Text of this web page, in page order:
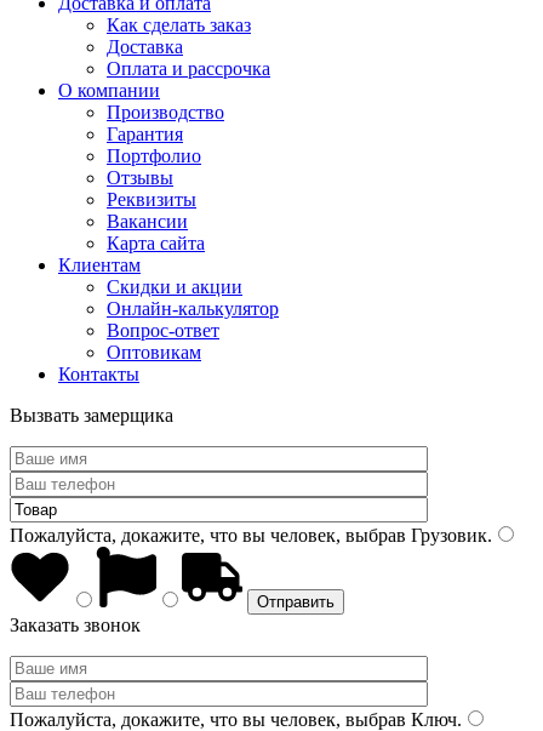
Как сделать заказ
Доставка
Оплата и рассрочка
О компании
Производство
Гарантия
Портфолио
Отзывы
Реквизиты
Вакансии
Карта сайта
Клиентам
Скидки и акции
Онлайн-калькулятор
Вопрос-ответ
Оптовикам
Контакты
Вызвать замерщика
Пожалуйста, докажите, что вы человек, выбрав Грузовик.
Заказать звонок
Пожалуйста, докажите, что вы человек, выбрав Ключ.